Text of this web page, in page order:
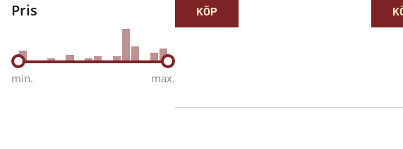
Pris
min. max.
KÖP